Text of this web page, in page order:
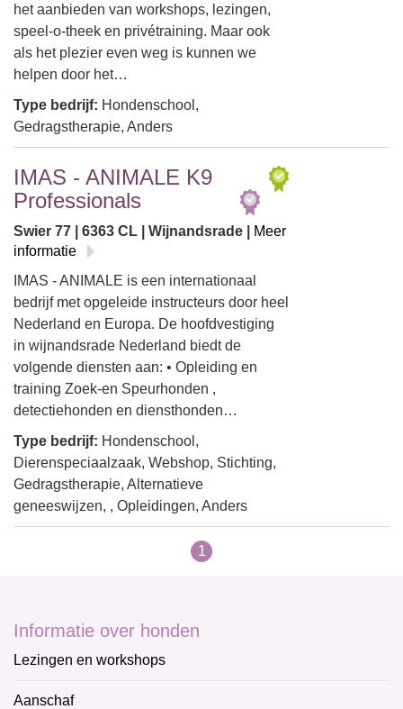
het aanbieden van workshops, lezingen,
speel-o-theek en privétraining. Maar ook
als het plezier even weg is kunnen we
helpen door het…
Type bedrijf: Hondenschool,
Gedragstherapie, Anders
IMAS - ANIMALE K9
Professionals
Swier 77 | 6363 CL | Wijnandsrade |
Meer
informatie
IMAS - ANIMALE is een internationaal
bedrijf met opgeleide instructeurs door heel
Nederland en Europa. De hoofdvestiging
in wijnandsrade Nederland biedt de
volgende diensten aan: • Opleiding en
training Zoek-en Speurhonden ,
detectiehonden en diensthonden…
Type bedrijf: Hondenschool,
Dierenspeciaalzaak, Webshop, Stichting,
Gedragstherapie, Alternatieve
geneeswijzen, , Opleidingen, Anders
1
Informatie over honden
Lezingen en workshops
Aanschaf